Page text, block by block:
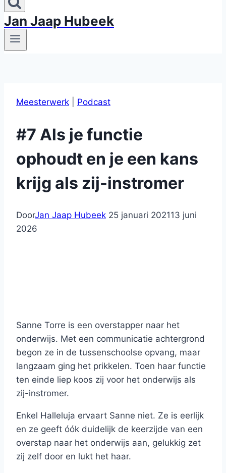
Jan Jaap Hubeek
Meesterwerk Podcast
#7 Als je functie
ophoudt en je een kans
krijg als zij-instromer
DoorJan Jaap Hubeek 25 januari 202113 juni
2026
Sanne Torre is een overstapper naar het
onderwijs. Met een communicatie achtergrond
begon ze in de tussenschoolse opvang, maar
langzaam ging het prikkelen. Toen haar functie
ten einde liep koos zij voor het onderwijs als
zij-instromer.
Enkel Halleluja ervaart Sanne niet. Ze is eerlijk
en ze geeft óók duidelijk de keerzijde van een
overstap naar het onderwijs aan, gelukkig zet
zij zelf door en lukt het haar.